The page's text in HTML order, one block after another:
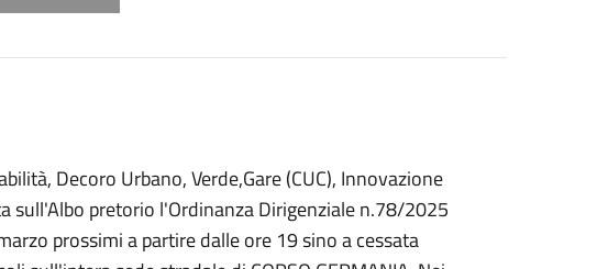
Decoro Urbano, Verde,Gare (CUC), Innovazione
sull'Albo pretorio l'Ordinanza Dirigenziale n.78/2025
prossimi a partire dalle ore 19 sino a cessata